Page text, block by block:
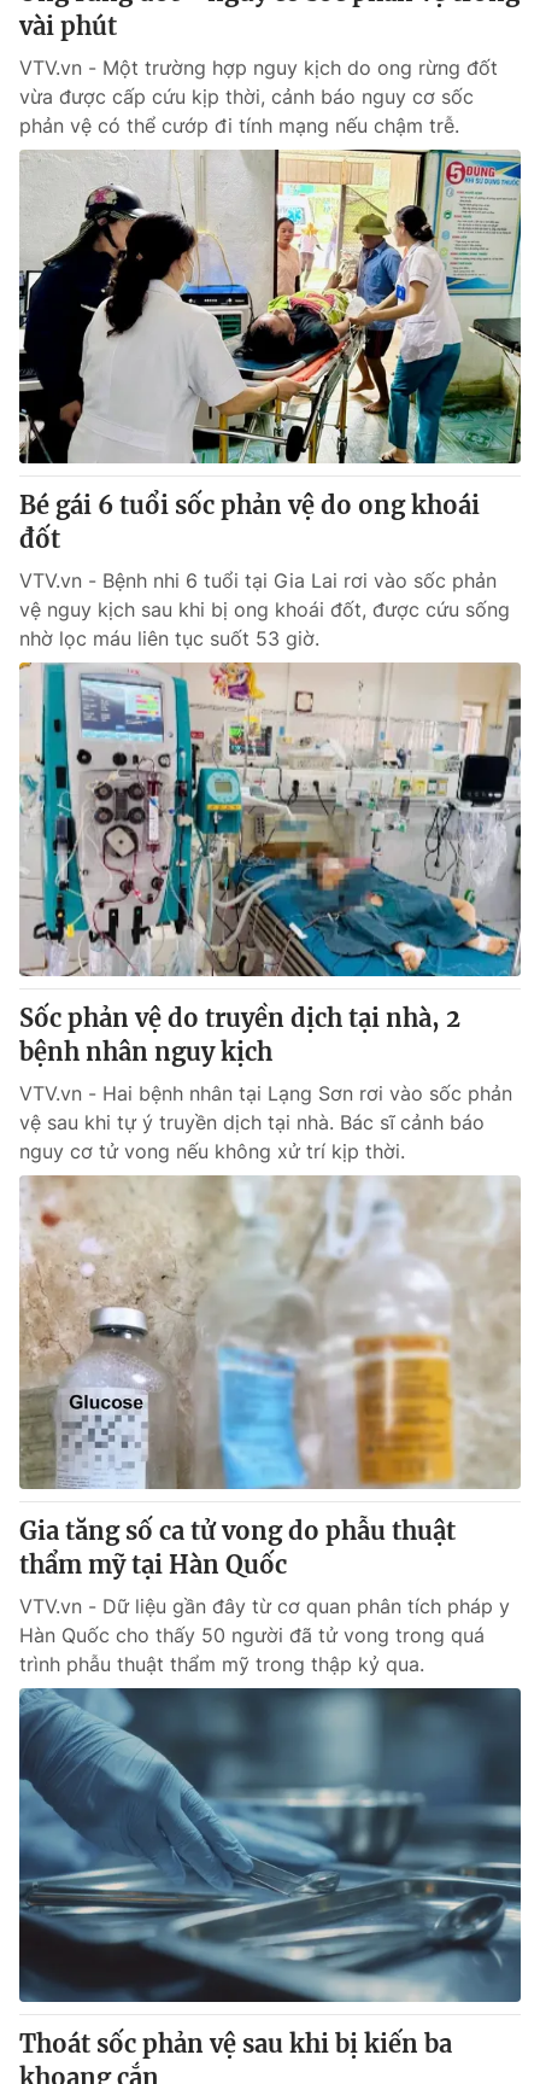
VTV9 VTV8
Liên hệ tòa soạn English
THỜI BÁO VTV
Theo dõi báo trên
Cơ quan chủ quản:
Đài Truyền hình Việt Nam
Cơ quan báo chí:
Thời báo VTV
Giấy phép hoạt động báo in và báo điện tử số 483/GP-BTTTT
cấp ngày 29/12/2023
Tổng Biên tập:
Phó Tổng Biên tập:Nguyễn Thị Mỹ Hạnh, Phạm Quốc Thắng,
Nguyễn Trọng Ninh
Tổng đài VTV: 024.38 355 931 - 024.38 355 932
Ðiện thoại Thời báo VTV:024.66 897 897
Email:
toasoan@vtv.vn
Liên hệ quảng cáo:024-7300.7108
® Cấm sao chép dưới mọi hình thức nếu không có sự chấp
thuận bằng văn bản. Ghi rõ nguồn VTV.vn khi phát hành lại
thông tin từ website này.
vài phút
VTV.vn - Một trường hợp nguy kịch do ong rừng đốt
vừa được cấp cứu kịp thời, cảnh báo nguy cơ sốc
phản vệ có thể cướp đi tính mạng nếu chậm trễ.
Bé gái 6 tuổi sốc phản vệ do ong khoái
đốt
VTV.vn - Bệnh nhi 6 tuổi tại Gia Lai rơi vào sốc phản
vệ nguy kịch sau khi bị ong khoái đốt, được cứu sống
nhờ lọc máu liên tục suốt 53 giờ.
Sốc phản vệ do truyền dịch tại nhà, 2
bệnh nhân nguy kịch
VTV.vn - Hai bệnh nhân tại Lạng Sơn rơi vào sốc phản
vệ sau khi tự ý truyền dịch tại nhà. Bác sĩ cảnh báo
nguy cơ tử vong nếu không xử trí kịp thời.
Gia tăng số ca tử vong do phẫu thuật
thẩm mỹ tại Hàn Quốc
VTV.vn - Dữ liệu gần đây từ cơ quan phân tích pháp y
Hàn Quốc cho thấy 50 người đã tử vong trong quá
trình phẫu thuật thẩm mỹ trong thập kỷ qua.
Thoát sốc phản vệ sau khi bị kiến ba
khoang cắn